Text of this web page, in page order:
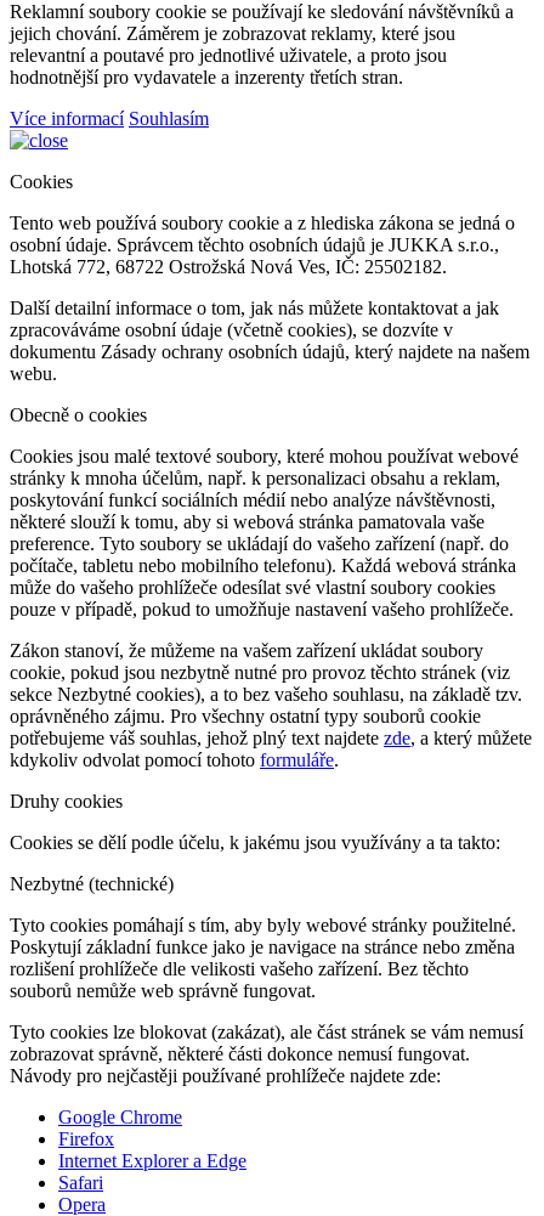
Reklamní soubory cookie se používají ke sledování návštěvníků a
jejich chování. Záměrem je zobrazovat reklamy, které jsou
relevantní a poutavé pro jednotlivé uživatele, a proto jsou
hodnotnější pro vydavatele a inzerenty třetích stran.
Více informací Souhlasím
Cookies
Tento web používá soubory cookie a z hlediska zákona se jedná o
osobní údaje. Správcem těchto osobních údajů je JUKKA s.r.o.,
Lhotská 772, 68722 Ostrožská Nová Ves, IČ: 25502182.
Další detailní informace o tom, jak nás můžete kontaktovat a jak
zpracováváme osobní údaje (včetně cookies), se dozvíte v
dokumentu Zásady ochrany osobních údajů, který najdete na našem
webu.
Obecně o cookies
Cookies jsou malé textové soubory, které mohou používat webové
stránky k mnoha účelům, např. k personalizaci obsahu a reklam,
poskytování funkcí sociálních médií nebo analýze návštěvnosti,
některé slouží k tomu, aby si webová stránka pamatovala vaše
preference. Tyto soubory se ukládají do vašeho zařízení (např. do
počítače, tabletu nebo mobilního telefonu). Každá webová stránka
může do vašeho prohlížeče odesílat své vlastní soubory cookies
pouze v případě, pokud to umožňuje nastavení vašeho prohlížeče.
Zákon stanoví, že můžeme na vašem zařízení ukládat soubory
cookie, pokud jsou nezbytně nutné pro provoz těchto stránek (viz
sekce Nezbytné cookies), a to bez vašeho souhlasu, na základě tzv.
oprávněného zájmu. Pro všechny ostatní typy souborů cookie
potřebujeme váš souhlas, jehož plný text najdete zde, a který můžete
kdykoliv odvolat pomocí tohoto formuláře.
Druhy cookies
Cookies se dělí podle účelu, k jakému jsou využívány a ta takto:
Nezbytné (technické)
Tyto cookies pomáhají s tím, aby byly webové stránky použitelné.
Poskytují základní funkce jako je navigace na stránce nebo změna
rozlišení prohlížeče dle velikosti vašeho zařízení. Bez těchto
souborů nemůže web správně fungovat.
Tyto cookies lze blokovat (zakázat), ale část stránek se vám nemusí
zobrazovat správně, některé části dokonce nemusí fungovat.
Návody pro nejčastěji používané prohlížeče najdete zde:
Google Chrome
Firefox
Internet Explorer a Edge
Safari
Opera